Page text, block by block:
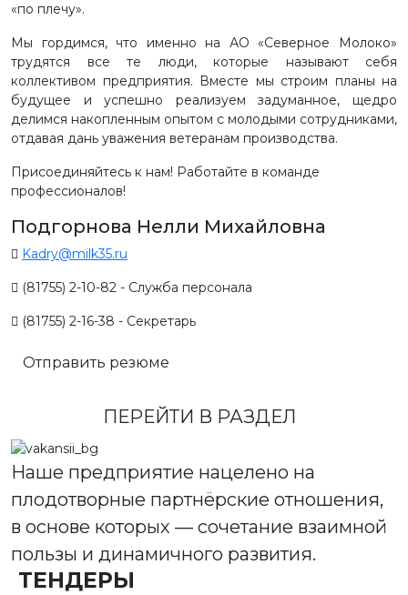
«по плечу».
Мы гордимся, что именно на АО «Северное Молоко»
трудятся все те люди, которые называют себя
коллективом предприятия. Вместе мы строим планы на
будущее и успешно реализуем задуманное, щедро
делимся накопленным опытом с молодыми сотрудниками,
отдавая дань уважения ветеранам производства.
Присоединяйтесь к нам! Работайте в команде
профессионалов!
Подгорнова Нелли Михайловна
Kadry@milk35.ru
(81755) 2-10-82 - Служба персонала
(81755) 2-16-38 - Секретарь
Отправить резюме
ПЕРЕЙТИ В РАЗДЕЛ
Наше предприятие нацелено на
плодотворные партнёрские отношения,
в основе которых — сочетание взаимной
пользы и динамичного развития.
ТЕНДЕРЫ